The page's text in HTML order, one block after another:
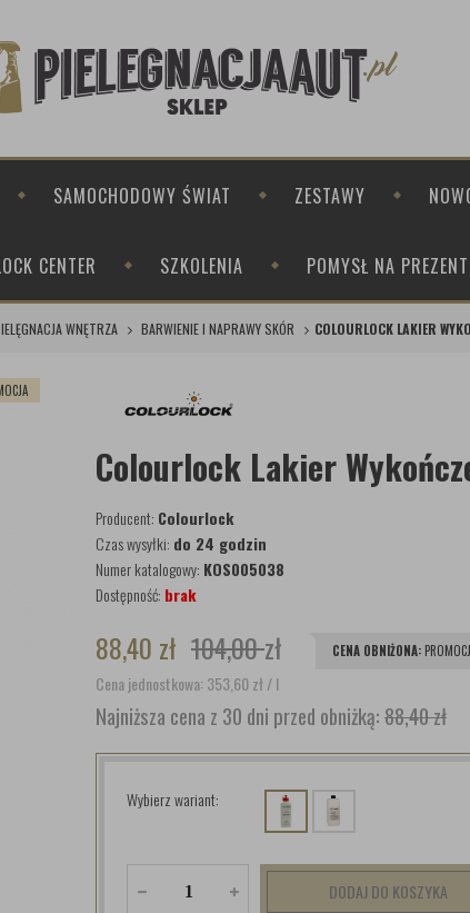
SAMOCHODOWY ŚWIAT ZESTAWY
CENTER SZKOLENIA POMYSŁ NA PREZENT
WNĘTRZA BARWIENIE I NAPRAWY SKÓR COLOURLOCK LAKIER
Colourlock Lakier
Producent: Colourlock
Czas wysyłki: do 24 godzin
Numer katalogowy: KOS005038
Dostępność: brak
88,40 zł 104,00zł CENA OBNIŻONA:
Cena jednostkowa: 353,60zł/ l
Najniższa cena z 30 dni przed obniżką:88,40 zł
Wybierz wariant:
DODAJ DO KOSZYKA